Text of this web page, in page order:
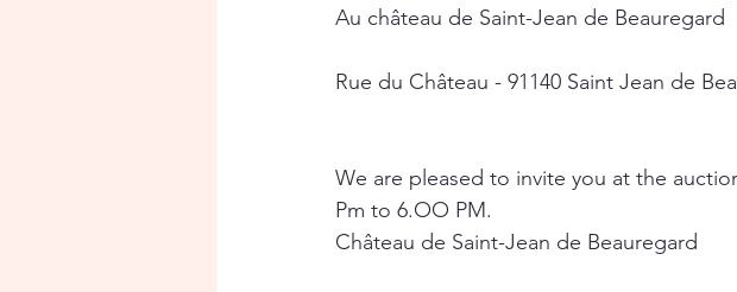
Au château de Saint-Jean de Beauregard
Rue du Château - 91140 Saint Jean de
We are pleased to invite you at the
Pm to 6.OO PM.
Château de Saint-Jean de Beauregard